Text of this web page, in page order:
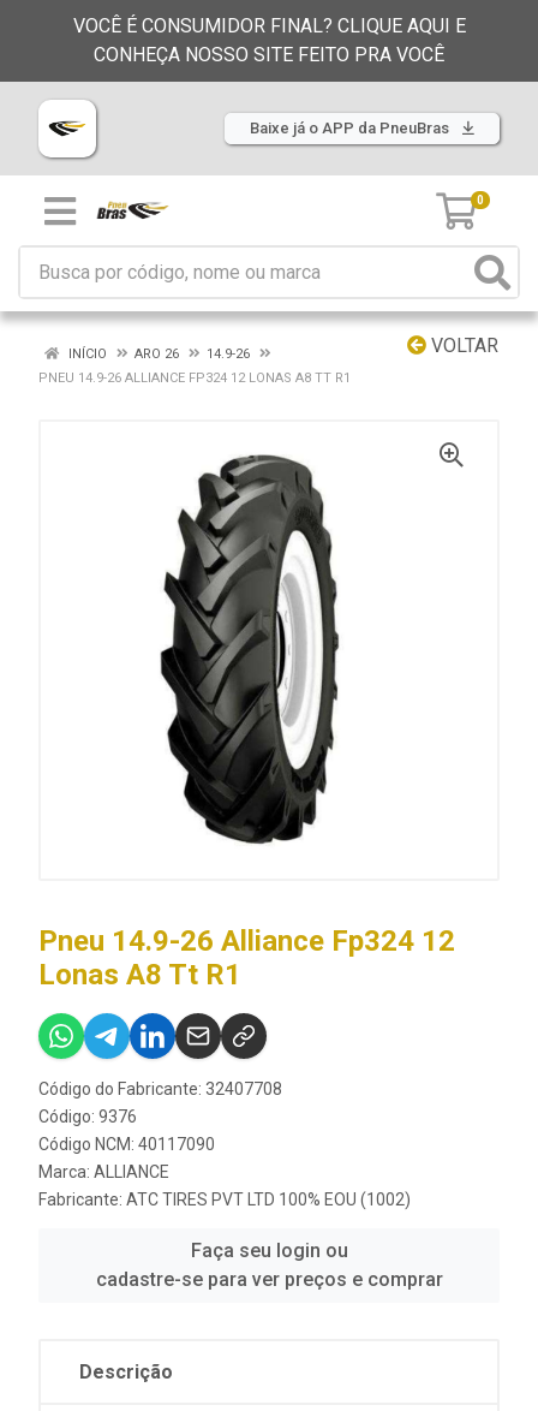
VOCÊ É CONSUMIDOR FINAL? CLIQUE AQUI E
CONHEÇA NOSSO SITE FEITO PRA VOCÊ
Baixe já o APP da PneuBras
0
VOLTAR
INÍCIO ARO 26
14.9-26
PNEU 14.9-26 ALLIANCE FP324 12 LONAS A8 TT R1
Pneu 14.9-26 Alliance Fp324 12
Lonas A8 Tt R1
Código do Fabricante: 32407708
Código: 9376
Código NCM: 40117090
Marca: ALLIANCE
Fabricante: ATC TIRES PVT LTD 100% EOU (1002)
Faça seu login ou
cadastre-se para ver preços e comprar
Descrição